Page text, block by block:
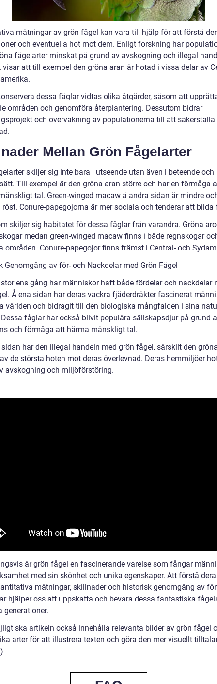
mätningar av grön fågel kan vara till hjälp för att förstå
och eventuella hot mot dem. Enligt forskning har
fågelarter minskat på grund av avskogning och illegal
att till exempel den gröna aran är hotad i vissa delar av
dessa fåglar vidtas olika åtgärder, såsom att
områden och genomföra återplantering. Dessutom bidrar
och övervakning av populationerna till att säkerställa
Mellan Grön Fågelarter
skiljer sig inte bara i utseende utan även i beteende och
Till exempel är den gröna aran större och har en förmåga
tal. Green-winged macaw å andra sidan är mindre
röst. Conure-papegojorna är mer sociala och tenderar att bilda
skiljer sig habitatet för dessa fåglar från varandra. Gröna
medan green-winged macaw finns i både regnskogar
områden. Conure-papegojor finns främst i Central- och
Genomgång av för- och Nackdelar med Grön Fågel
gång har människor haft både fördelar och nackdelar
Å ena sidan har deras vackra fjäderdräkter fascinerat
världen och bidragit till den biologiska mångfalden i sina
fåglar har också blivit populära sällskapsdjur på grund
och förmåga att härma mänskligt tal.
har den illegal handeln med grön fågel, särskilt den
de största hoten mot deras överlevnad. Deras hemmiljöer
avskogning och miljöförstöring.
är grön fågel en fascinerande varelse som fångar
med sin skönhet och unika egenskaper. Att förstå
mätningar, skillnader och historisk genomgång av
hjälper oss att uppskatta och bevara dessa fantastiska
generationer.
ska artikeln också innehålla relevanta bilder av grön fågel
arter för att illustrera texten och göra den mer visuellt